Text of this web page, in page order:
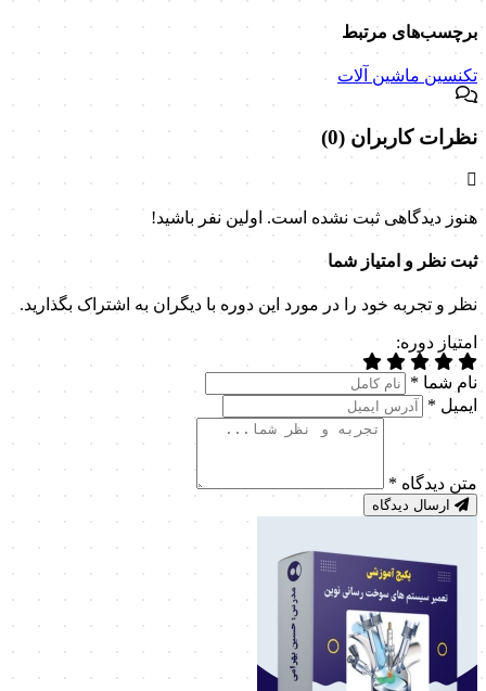
برچسب‌های مرتبط
تکنسین ماشین آلات
نظرات کاربران (0)
هنوز دیدگاهی ثبت نشده است. اولین نفر باشید!
ثبت نظر و امتیاز شما
نظر و تجربه خود را در مورد این دوره با دیگران به اشتراک بگذارید.
امتیاز دوره:
نام شما *
ایمیل *
متن دیدگاه *
ارسال دیدگاه